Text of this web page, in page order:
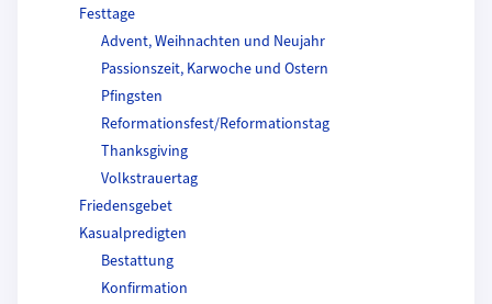
Festtage
Advent, Weihnachten und Neujahr
Passionszeit, Karwoche und Ostern
Pfingsten
Reformationsfest/Reformationstag
Thanksgiving
Volkstrauertag
Friedensgebet
Kasualpredigten
Bestattung
Konfirmation